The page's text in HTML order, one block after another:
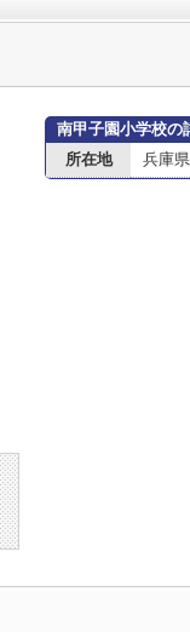
南甲子園小学校の
所在地
兵庫